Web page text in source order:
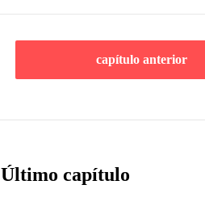
capítulo anterior
Último capítulo